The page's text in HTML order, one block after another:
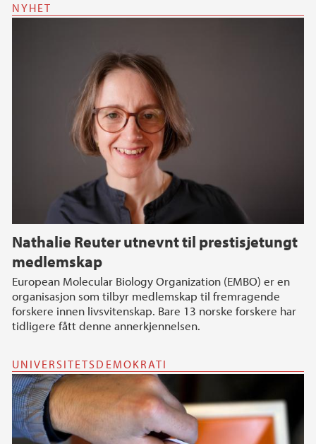
NYHET
Nathalie Reuter utnevnt til prestisjetungt
medlemskap
European Molecular Biology Organization (EMBO) er en
organisasjon som tilbyr medlemskap til fremragende
forskere innen livsvitenskap. Bare 13 norske forskere har
tidligere fått denne annerkjennelsen.
UNIVERSITETSDEMOKRATI